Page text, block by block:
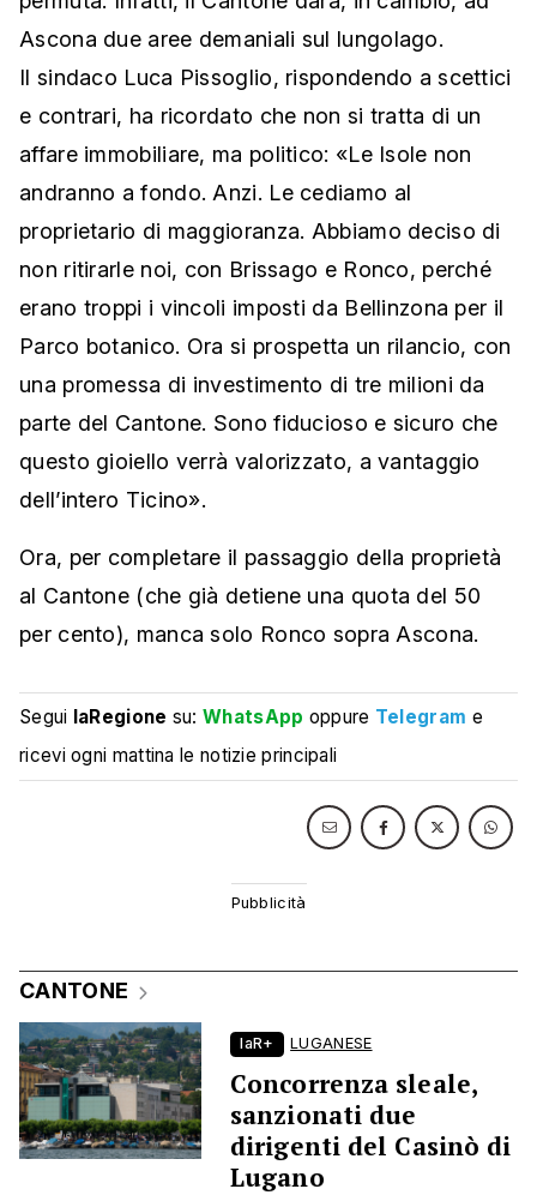
Ascona due aree demaniali sul lungolago.
Il sindaco Luca Pissoglio, rispondendo a scettici
e contrari, ha ricordato che non si tratta di un
affare immobiliare, ma politico: «Le Isole non
andranno a fondo. Anzi. Le cediamo al
proprietario di maggioranza. Abbiamo deciso di
non ritirarle noi, con Brissago e Ronco, perché
erano troppi i vincoli imposti da Bellinzona per il
Parco botanico. Ora si prospetta un rilancio, con
una promessa di investimento di tre milioni da
parte del Cantone. Sono fiducioso e sicuro che
questo gioiello verrà valorizzato, a vantaggio
dell’intero Ticino».
Ora, per completare il passaggio della proprietà
al Cantone (che già detiene una quota del 50
per cento), manca solo Ronco sopra Ascona.
Segui laRegione su:WhatsApp oppure Telegram e
ricevi ogni mattina le notizie principali
CANTONE
laR+ LUGANESE
Concorrenza sleale,
sanzionati due
dirigenti del Casinò di
Lugano